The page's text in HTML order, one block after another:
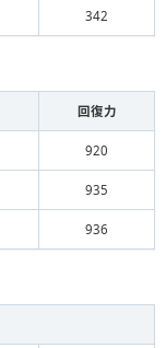
342
回復力
920
935
936